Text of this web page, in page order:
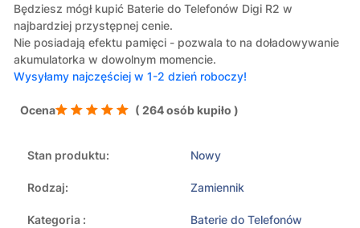
Będziesz mógł kupić Baterie do Telefonów Digi R2 w
najbardziej przystępnej cenie.
Nie posiadają efektu pamięci - pozwala to na doładowywanie
akumulatorka w dowolnym momencie.
Wysyłamy najczęściej w 1-2 dzień roboczy!
Ocena ( 264 osób kupiło )
Stan produktu: Nowy
Rodzaj: Zamiennik
Kategoria : Baterie do Telefonów